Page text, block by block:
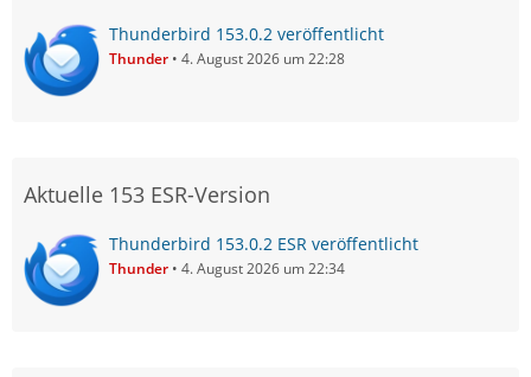
Thunderbird 153.0.2 veröffentlicht
Thunder 4. August 2026 um 22:28
Aktuelle 153 ESR-Version
Thunderbird 153.0.2 ESR veröffentlicht
Thunder 4. August 2026 um 22:34